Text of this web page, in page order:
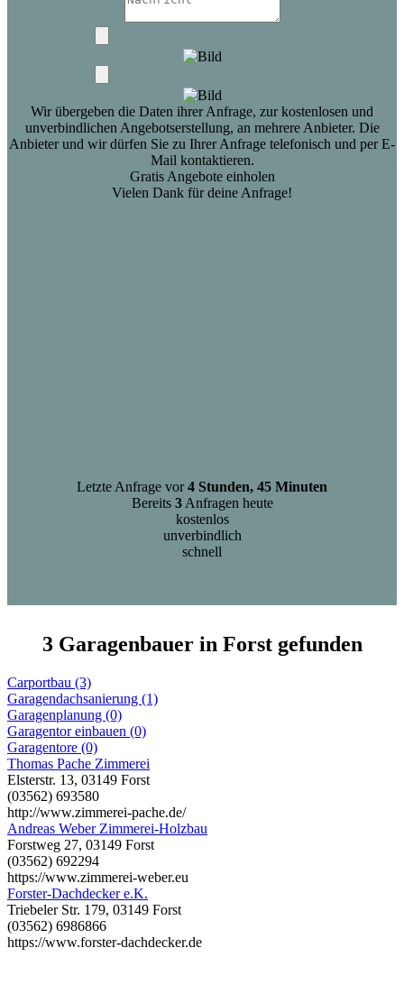
Wir übergeben die Daten ihrer Anfrage, zur kostenlosen und
unverbindlichen Angebotserstellung, an mehrere Anbieter. Die
Anbieter und wir dürfen Sie zu Ihrer Anfrage telefonisch und per E-
Mail kontaktieren.
Gratis Angebote einholen
Vielen Dank für deine Anfrage!
Letzte Anfrage vor4 Stunden, 45 Minuten
Bereits 3Anfragen heute
kostenlos
unverbindlich
schnell
3 Garagenbauer in Forst gefunden
Carportbau (3)
Garagendachsanierung (1)
Garagenplanung (0)
Garagentor einbauen (0)
Garagentore (0)
Thomas Pache Zimmerei
Elsterstr. 13, 03149 Forst
(03562) 693580
http://www.zimmerei-pache.de/
Andreas Weber Zimmerei-Holzbau
Forstweg 27, 03149 Forst
(03562) 692294
https://www.zimmerei-weber.eu
Forster-Dachdecker e.K.
Triebeler Str. 179, 03149 Forst
(03562) 6986866
https://www.forster-dachdecker.de